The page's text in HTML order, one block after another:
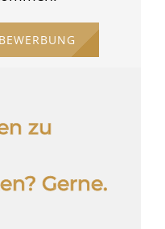
zu
Gerne.